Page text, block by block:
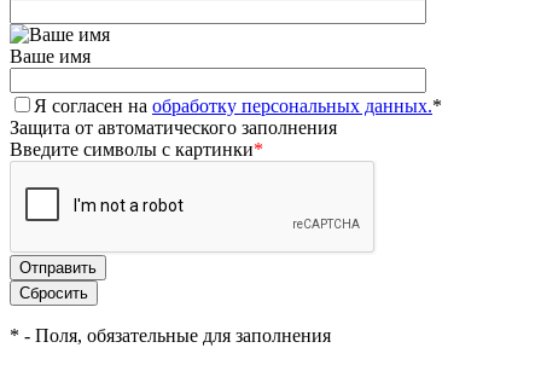
Ваше имя
Я согласен на обработку персональных данных.*
Защита от автоматического заполнения
Введите символы с картинки*
* - Поля, обязательные для заполнения